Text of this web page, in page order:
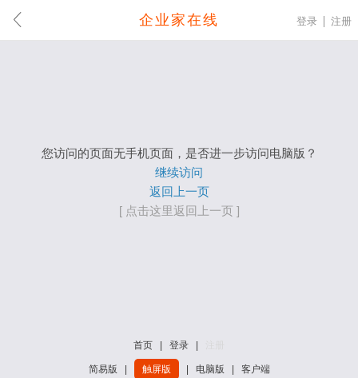
企业家在线 登录 注册
您访问的页面无手机页面，是否进一步访问电脑版？
继续访问
返回上一页
[ 点击这里返回上一页 ]
首页 登录
简易版 触屏版 电脑版
客户端